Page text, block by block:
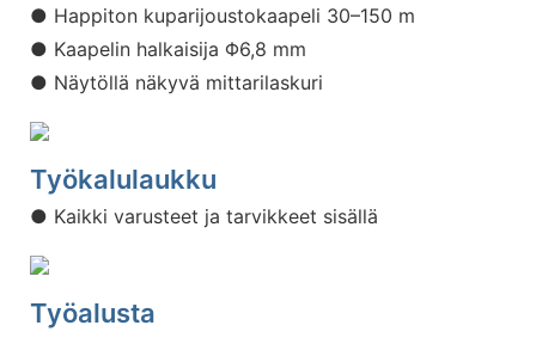
● Happiton kuparijoustokaapeli 30–150 m
● Kaapelin halkaisija Φ6,8 mm
● Näytöllä näkyvä mittarilaskuri
Työkalulaukku
● Kaikki varusteet ja tarvikkeet sisällä
Työalusta